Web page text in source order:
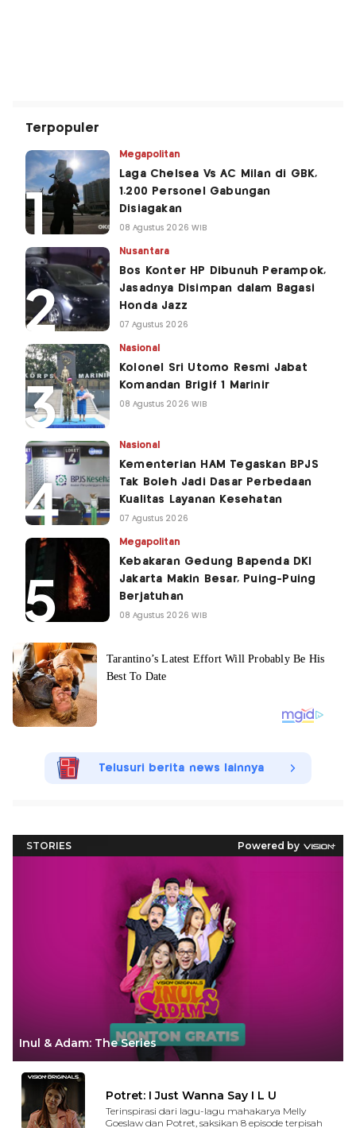
Terpopuler
Megapolitan
Laga Chelsea Vs AC Milan di GBK,
1.200 Personel Gabungan
Disiagakan
08 Agustus 2026 WIB
Nusantara
Bos Konter HP Dibunuh Perampok,
Jasadnya Disimpan dalam Bagasi
Honda Jazz
07 Agustus 2026
Nasional
Kolonel Sri Utomo Resmi Jabat
Komandan Brigif 1 Marinir
08 Agustus 2026 WIB
Nasional
Kementerian HAM Tegaskan BPJS
Tak Boleh Jadi Dasar Perbedaan
Kualitas Layanan Kesehatan
07 Agustus 2026
Megapolitan
Kebakaran Gedung Bapenda DKI
Jakarta Makin Besar, Puing-Puing
Berjatuhan
08 Agustus 2026 WIB
Telusuri berita news lainnya